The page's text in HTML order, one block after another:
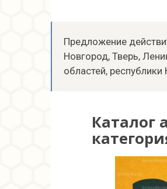
Предложение
Новгород, Тверь,
областей, республики
Каталог